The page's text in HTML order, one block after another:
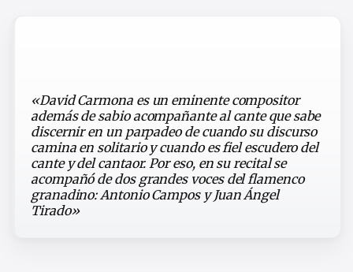
«David Carmona es un eminente compositor
además de sabio acompañante al cante que sabe
discernir en un parpadeo de cuando su discurso
camina en solitario y cuando es fiel escudero del
cante y del cantaor. Por eso, en su recital se
acompañó de dos grandes voces del flamenco
granadino: Antonio Campos y Juan Ángel
Tirado»